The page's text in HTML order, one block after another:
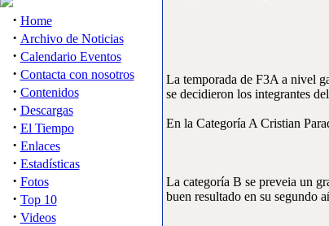
· Home
· Archivo de Noticias
· Calendario Eventos
· Contacta con nosotros
· Contenidos
· Descargas
· El Tiempo
· Enlaces
· Estadísticas
· Fotos
· Top 10
· Videos
La temporada de F3A a nivel
se decidieron los integrantes
En la Categoría A Cristian
La categoría B se preveia un
buen resultado en su segundo